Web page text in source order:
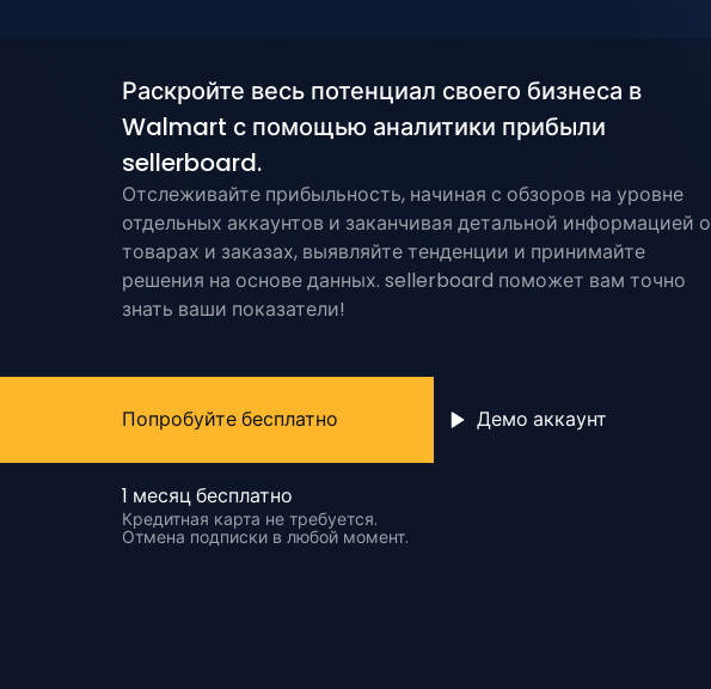
Раскройте весь потенциал своего бизнеса в
Walmart с помощью аналитики прибыли
sellerboard.
Отслеживайте прибыльность, начиная с обзоров на уровне
отдельных аккаунтов и заканчивая детальной информацией о
товарах и заказах, выявляйте тенденции и принимайте
решения на основе данных. sellerboard поможет вам точно
знать ваши показатели!
Попробуйте бесплатно Демо аккаунт
1 месяц бесплатно
Кредитная карта не требуется.
Отмена подписки в любой момент.